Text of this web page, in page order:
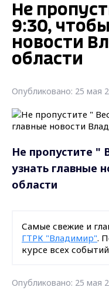
Не
9:30,
новости
области
Опубликовано: 25 мая
Не пропустите "
узнать главные
области
Самые свежие и
ГТРК "Владимир".
курсе всех
Опубликовано: 25 мая